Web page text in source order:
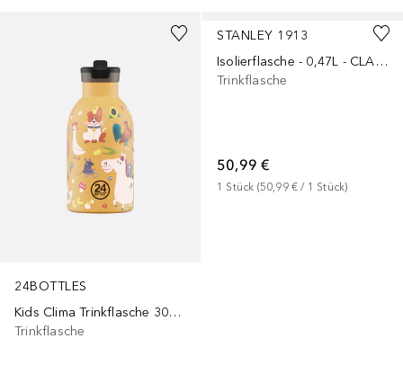
24BOTTLES
Kids Clima Trinkflasche 300 ml
Trinkflasche
STANLEY 1913
Isolierflasche - 0,47L - CLASSIC LEGENDARY BOTTLE
Trinkflasche
50,99 €
1 Stück (50,99 € / 1 Stück)